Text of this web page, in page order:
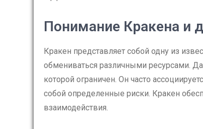
Понимание Кракена и
Кракен представляет собой одну из
обмениваться различными ресурсами.
которой ограничен. Он часто
собой определенные риски. Кракен
взаимодействия.